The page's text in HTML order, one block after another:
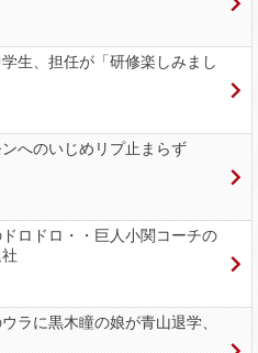
生、担任が「研修楽しみまし
へのいじめリプ止まらず
ロドロ・・巨人小関コーチの
ラに黒木瞳の娘が青山退学、